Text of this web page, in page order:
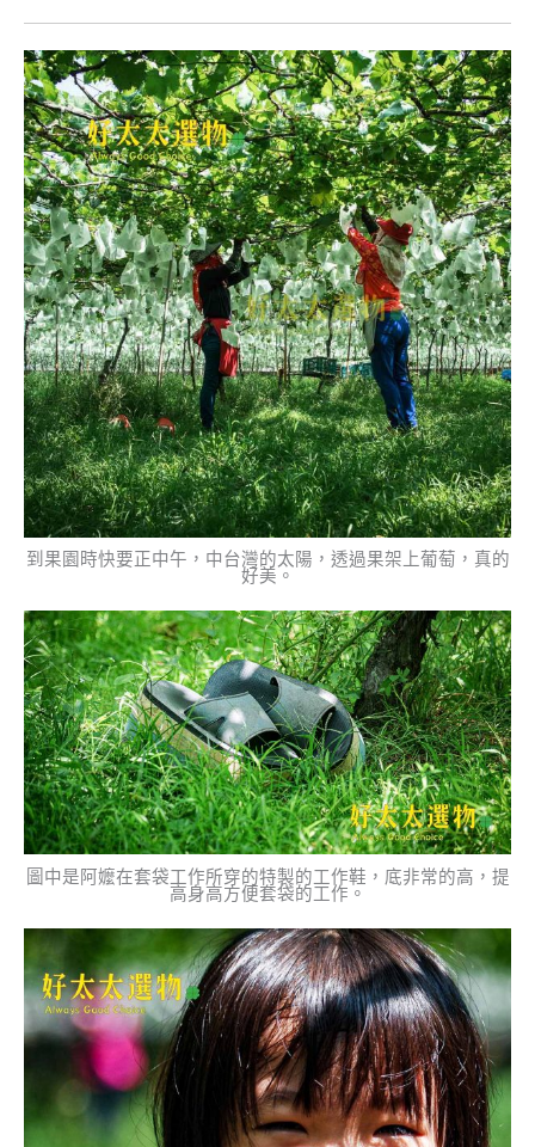
到果園時快要正中午，中台灣的太陽，透過果架上葡萄，真的
好美。
圖中是阿嬤在套袋工作所穿的特製的工作鞋，底非常的高，提
高身高方便套袋的工作。